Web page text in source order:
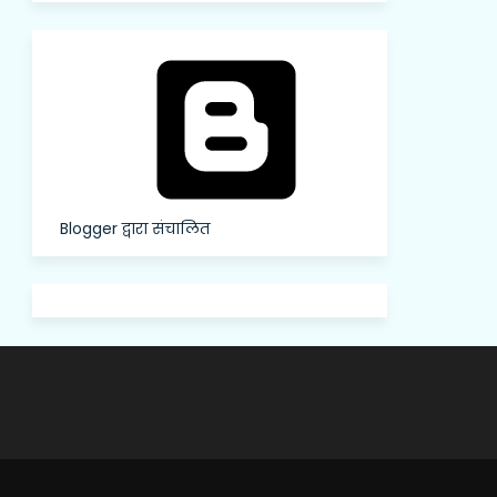
Blogger द्वारा संचालित